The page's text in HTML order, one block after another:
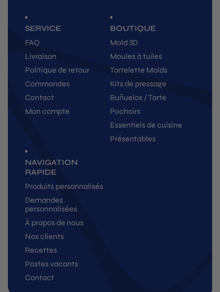
SERVICE
FAQ
Livraison
Politique de retour
Commandes
Contact
Mon compte
BOUTIQUE
Mold 3D
Moules à tuiles
Tartelette Molds
Kits de pressage
Buñuelos / Tarte
Pochoirs
Essentiels de cuisine
Présentables
NAVIGATION
RAPIDE
Produits personnalisés
Demandes
personnalisées
À propos de nous
Nos clients
Recettes
Postes vacants
Contact